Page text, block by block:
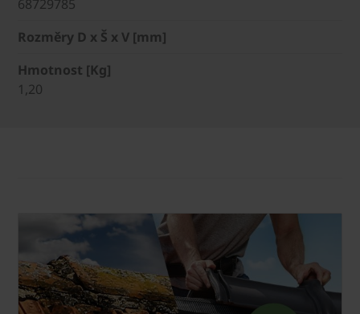
68729785
Rozměry D x Š x V [mm]
Hmotnost [Kg]
1,20